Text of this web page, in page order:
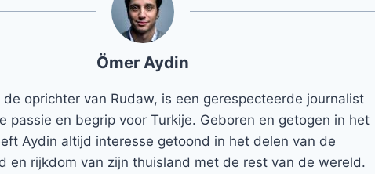
Ömer Aydin
de oprichter van Rudaw, is een gerespecteerde journalist
passie en begrip voor Turkije. Geboren en getogen in het
Aydin altijd interesse getoond in het delen van de
en rijkdom van zijn thuisland met de rest van de wereld.